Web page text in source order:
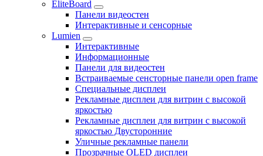
EliteBoard
Панели видеостен
Интерактивные и сенсорные
Lumien
Интерактивные
Информационные
Панели для видеостен
Встраиваемые сенсторные панели open frame
Специальные дисплеи
Рекламные дисплеи для витрин с высокой
яркостью
Рекламные дисплеи для витрин с высокой
яркостью Двусторонние
Уличные рекламные панели
Прозрачные OLED дисплеи